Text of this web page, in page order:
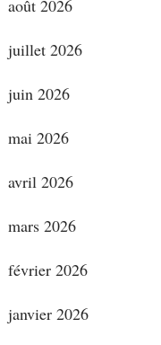
août 2026
juillet 2026
juin 2026
mai 2026
avril 2026
mars 2026
février 2026
janvier 2026